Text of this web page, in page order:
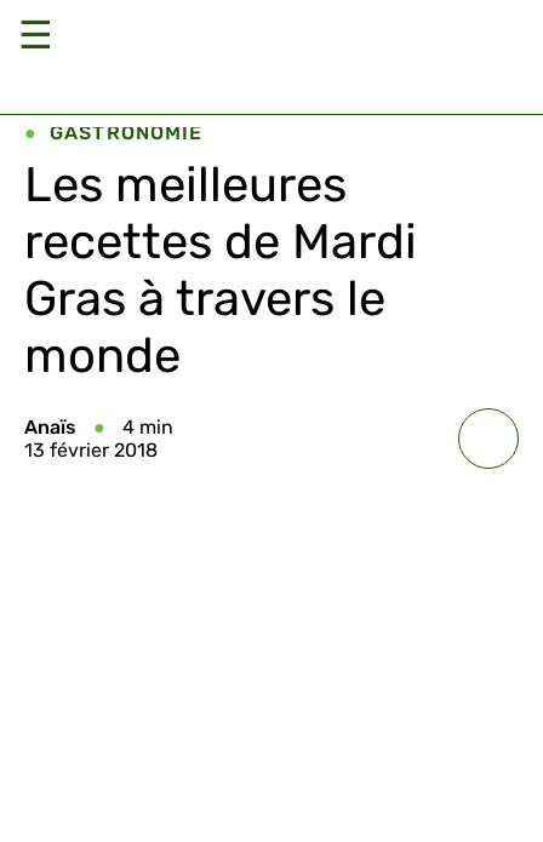
☰
GASTRONOMIE
Les meilleures
recettes de Mardi
Gras à travers le
monde
Anaïs
4 min
13 février 2018